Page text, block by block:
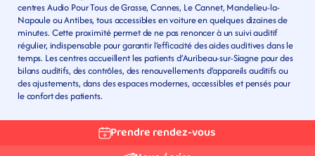
centres Audio Pour Tous de Grasse, Cannes, Le Cannet, Mandelieu-la-
Napoule ou Antibes, tous accessibles en voiture en quelques dizaines de
minutes. Cette proximité permet de ne pas renoncer à un suivi auditif
régulier, indispensable pour garantir l’efficacité des aides auditives dans le
temps. Les centres accueillent les patients d’Auribeau-sur-Siagne pour des
bilans auditifs, des contrôles, des renouvellements d’appareils auditifs ou
des ajustements, dans des espaces modernes, accessibles et pensés pour
le confort des patients.
Prendre rendez-vous